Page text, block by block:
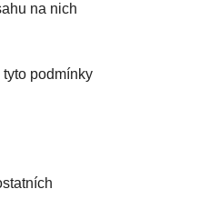
na nich
podmínky